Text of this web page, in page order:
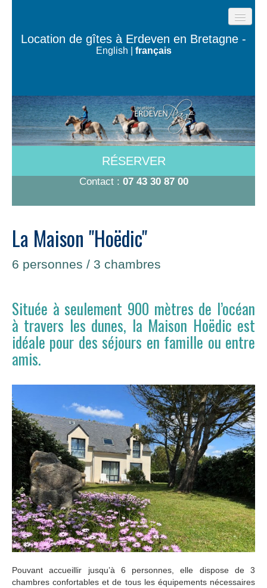
Location de gîtes à Erdeven en Bretagne -
English français
ACCUEIL
GÎTES DE LA PLAGE
MAISON TY BUGALÉ
CHAMBRES À 600M DE LA PLAGE
A VOIR/A FAIRE
TARIFS-DISPO
CONTACT
RÉSERVER
Contact : 07 43 30 87 00
La Maison "Hoëdic"
6 personnes / 3 chambres
Située à seulement 900 mètres de l’océan
à travers les dunes, la Maison Hoëdic est
idéale pour des séjours en famille ou entre
amis.
Pouvant accueillir jusqu’à 6 personnes, elle dispose de 3
chambres confortables et de tous les équipements nécessaires